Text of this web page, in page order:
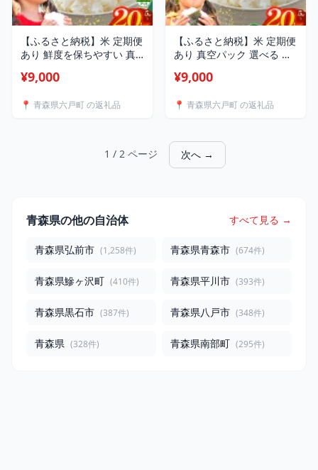
【ふるさと納税】米 定期便
あり 鮮度を保ちやすい 真
れわたり 白米 or 玄米 |
コメ 2025年産 令和7年度産
獲得 水稲 宝精米所 青森県
¥9,000
📍 青森県六戸町 の返礼品
【ふるさと納税】米 定期便
あり 真空パック 選べる 種
or 玄米 or はれわたりとま
5kg 10kg 20kg お米 こめ
旨い米グランプリ 最優秀賞
宝精米所 青森県 六戸町
¥9,000
📍 青森県六戸町 の返礼品
1 / 2 ページ 次へ →
青森県の他の自治体 すべて見る →
青森県弘前市 (1,258件) 青森県青森市 (674件)
青森県鰺ヶ沢町 (410件) 青森県平川市 (393件)
青森県黒石市 (387件) 青森県八戸市 (348件)
青森県 (328件) 青森県南部町 (295件)